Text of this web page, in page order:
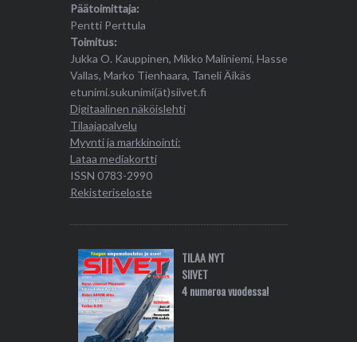
Päätoimittaja:
Pentti Perttula
Toimitus:
Jukka O. Kauppinen, Mikko Maliniemi, Hasse
Vallas, Marko Tienhaara, Taneli Äikäs
etunimi.sukunimi(ät)siivet.fi
Digitaalinen näköislehti
Tilaajapalvelu
Myynti ja markkinointi:
Lataa mediakortti
ISSN 0783-2990
Rekisteriseloste
TILAA NYT
SIIVET
4 numeroa vuodessa!